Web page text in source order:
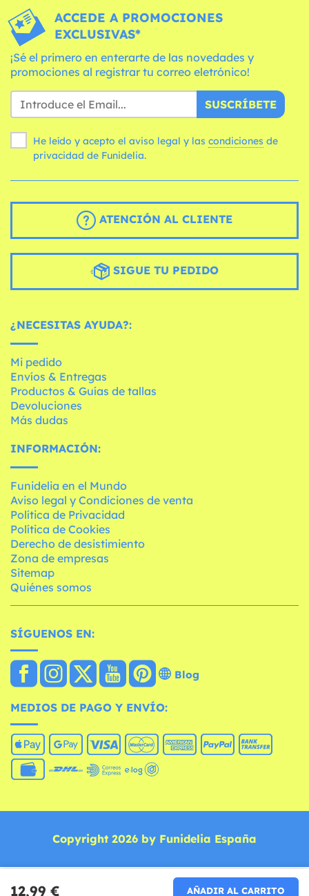
12,99 € AÑADIR AL CARRITO
ACCEDE A PROMOCIONES
EXCLUSIVAS*
¡Sé el primero en enterarte de las novedades y
promociones al registrar tu correo eletrónico!
SUSCRÍBETE
He leído y acepto el aviso legal y las condiciones
privacidad de Funidelia.
ATENCIÓN AL CLIENTE
SIGUE TU PEDIDO
¿NECESITAS AYUDA?:
Mi pedido
Envíos & Entregas
Productos & Guías de tallas
Devoluciones
Más dudas
INFORMACIÓN:
Funidelia en el Mundo
Aviso legal y Condiciones de venta
Política de Privacidad
Política de Cookies
Derecho de desistimiento
Zona de empresas
Sitemap
Quiénes somos
SÍGUENOS EN:
Blog
MEDIOS DE PAGO Y ENVÍO:
Copyright 2026 by Funidelia España